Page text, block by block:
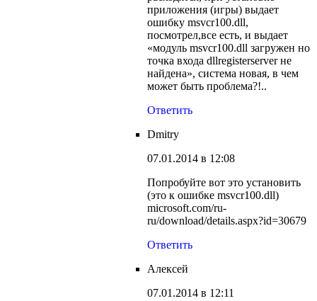
приложения (игры) выдает
ошибку msvcr100.dll,
посмотрел,все есть, и выдает
«модуль msvcr100.dll загружен но
точка входа dllregisterserver не
найдена», система новая, в чем
может быть проблема?!..
Ответить
Dmitry
07.01.2014 в 12:08
Попробуйте вот это установить
(это к ошибке msvcr100.dll)
microsoft.com/ru-
ru/download/details.aspx?id=30679
Ответить
Алексей
07.01.2014 в 12:11